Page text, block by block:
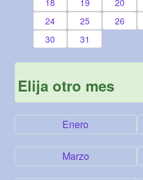
18
19 20
24
25 26
30
31
Elija otro mes
Enero
Marzo